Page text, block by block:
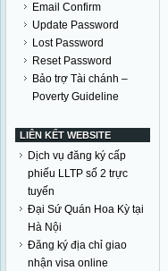
Email Confirm
Update Password
Lost Password
Reset Password
Bảo trợ Tài chánh –
Poverty Guideline
LIÊN KẾT WEBSITE
Dịch vụ đăng ký cấp
phiếu LLTP số 2 trực
tuyến
Đại Sứ Quán Hoa Kỳ tại
Hà Nội
Đăng ký địa chỉ giao
nhận visa online